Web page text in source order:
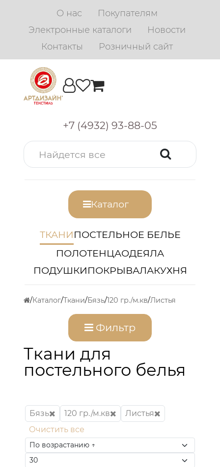
О нас
Покупателям
Электронные каталоги
Новости
Контакты
Розничный сайт
+7 (4932) 93-88-05
Каталог
ТКАНИПОСТЕЛЬНОЕ БЕЛЬЕ
ПОЛОТЕНЦАОДЕЯЛА
ПОДУШКИПОКРЫВАЛАКУХНЯ
Каталог Ткани Бязь 120 гр./м.кв Листья
Фильтр
Ткани для
постельного белья
Бязь 120 гр./м.кв
Листья
Очистить все